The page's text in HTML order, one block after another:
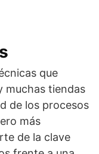
que
muchas tiendas
de los procesos
más
de la clave